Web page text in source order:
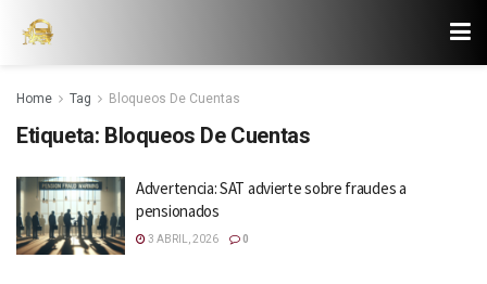
Home Tag Bloqueos De Cuentas
Etiqueta: Bloqueos De Cuentas
Advertencia: SAT advierte sobre fraudes a
pensionados
3 ABRIL, 2026 0